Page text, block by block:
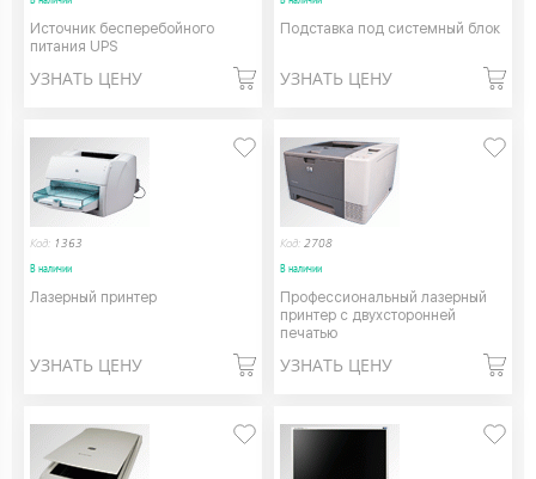
Источник бесперебойного
питания UPS
УЗНАТЬ ЦЕНУ
Подставка под системный блок
УЗНАТЬ ЦЕНУ
Код: 1363
В наличии
Лазерный принтер
УЗНАТЬ ЦЕНУ
Код: 2708
В наличии
Профессиональный лазерный
принтер с двухсторонней
печатью
УЗНАТЬ ЦЕНУ